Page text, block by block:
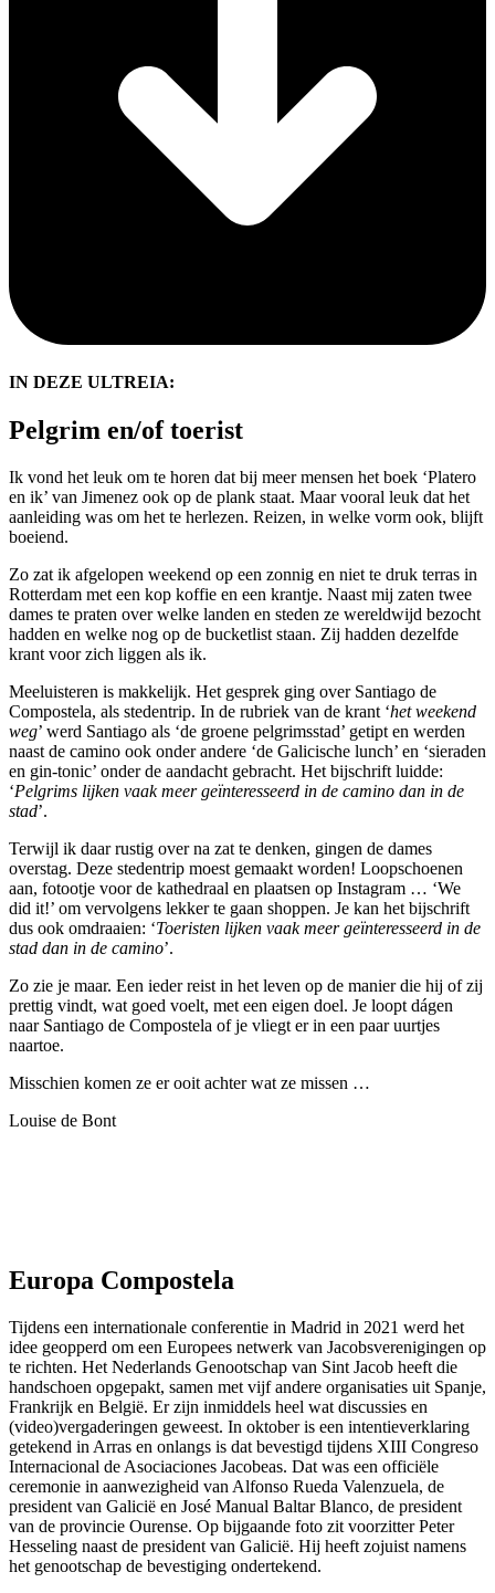
IN DEZE ULTREIA:
Pelgrim en/of toerist
Ik vond het leuk om te horen dat bij meer mensen het boek ‘Platero
en ik’ van Jimenez ook op de plank staat. Maar vooral leuk dat het
aanleiding was om het te herlezen. Reizen, in welke vorm ook, blijft
boeiend.
Zo zat ik afgelopen weekend op een zonnig en niet te druk terras in
Rotterdam met een kop koffie en een krantje. Naast mij zaten twee
dames te praten over welke landen en steden ze wereldwijd bezocht
hadden en welke nog op de bucketlist staan. Zij hadden dezelfde
krant voor zich liggen als ik.
Meeluisteren is makkelijk. Het gesprek ging over Santiago de
Compostela, als stedentrip. In de rubriek van de krant ‘het weekend
weg’ werd Santiago als ‘de groene pelgrimsstad’ getipt en werden
naast de camino ook onder andere ‘de Galicische lunch’ en ‘sieraden
en gin-tonic’ onder de aandacht gebracht. Het bijschrift luidde:
‘Pelgrims lijken vaak meer geïnteresseerd in de camino dan in de
stad’.
Terwijl ik daar rustig over na zat te denken, gingen de dames
overstag. Deze stedentrip moest gemaakt worden! Loopschoenen
aan, fotootje voor de kathedraal en plaatsen op Instagram … ‘We
did it!’ om vervolgens lekker te gaan shoppen. Je kan het bijschrift
dus ook omdraaien: ‘Toeristen lijken vaak meer geïnteresseerd in de
stad dan in de camino’.
Zo zie je maar. Een ieder reist in het leven op de manier die hij of zij
prettig vindt, wat goed voelt, met een eigen doel. Je loopt dágen
naar Santiago de Compostela of je vliegt er in een paar uurtjes
naartoe.
Misschien komen ze er ooit achter wat ze missen …
Louise de Bont
Europa Compostela
Tijdens een internationale conferentie in Madrid in 2021 werd het
idee geopperd om een Europees netwerk van Jacobsverenigingen op
te richten. Het Nederlands Genootschap van Sint Jacob heeft die
handschoen opgepakt, samen met vijf andere organisaties uit Spanje,
Frankrijk en België. Er zijn inmiddels heel wat discussies en
(video)vergaderingen geweest. In oktober is een intentieverklaring
getekend in Arras en onlangs is dat bevestigd tijdens XIII Congreso
Internacional de Asociaciones Jacobeas. Dat was een officiële
ceremonie in aanwezigheid van Alfonso Rueda Valenzuela, de
president van Galicië en José Manual Baltar Blanco, de president
van de provincie Ourense. Op bijgaande foto zit voorzitter Peter
Hesseling naast de president van Galicië. Hij heeft zojuist namens
het genootschap de bevestiging ondertekend.